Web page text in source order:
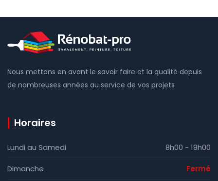
Nous mettons en avant le savoir faire et la qualité depuis
de nombreuses années au service de vos projets
Horaires
Lundi au Samedi 8h00 - 19h00
Dimanche Fermé